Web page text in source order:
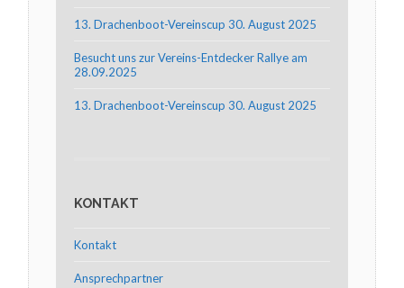
13. Drachenboot-Vereinscup 30. August 2025
Besucht uns zur Vereins-Entdecker Rallye am
28.09.2025
13. Drachenboot-Vereinscup 30. August 2025
KONTAKT
Kontakt
Ansprechpartner